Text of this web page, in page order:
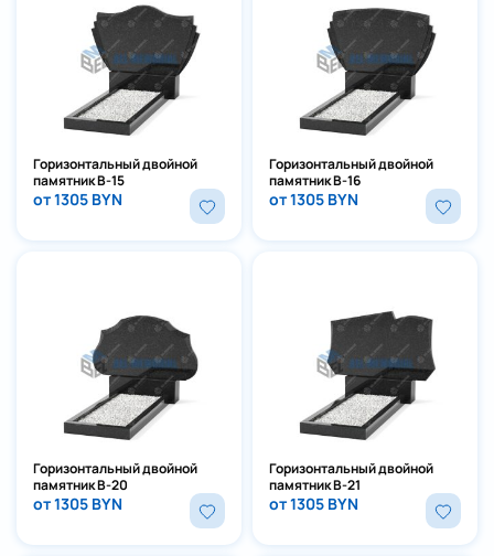
Горизонтальный двойной
памятник В-15
от 1305 BYN
Горизонтальный двойной
памятник В-16
от 1305 BYN
Горизонтальный двойной
памятник В-20
от 1305 BYN
Горизонтальный двойной
памятник В-21
от 1305 BYN